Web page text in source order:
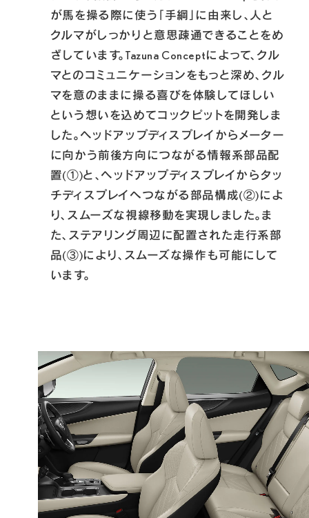
が馬を操る際に使う「手綱」に由来し、人と
クルマがしっかりと意思疎通できることをめ
ざしています。Tazuna Conceptによって、クル
マとのコミュニケーションをもっと深め、クル
マを意のままに操る喜びを体験してほしい
という想いを込めてコックピットを開発しま
した。ヘッドアップディスプレイからメーター
に向かう前後方向につながる情報系部品配
置(①)と、ヘッドアップディスプレイからタッ
チディスプレイへつながる部品構成(②)によ
り、スムーズな視線移動を実現しました。ま
た、ステアリング周辺に配置された走行系部
品(③)により、スムーズな操作も可能にして
います。